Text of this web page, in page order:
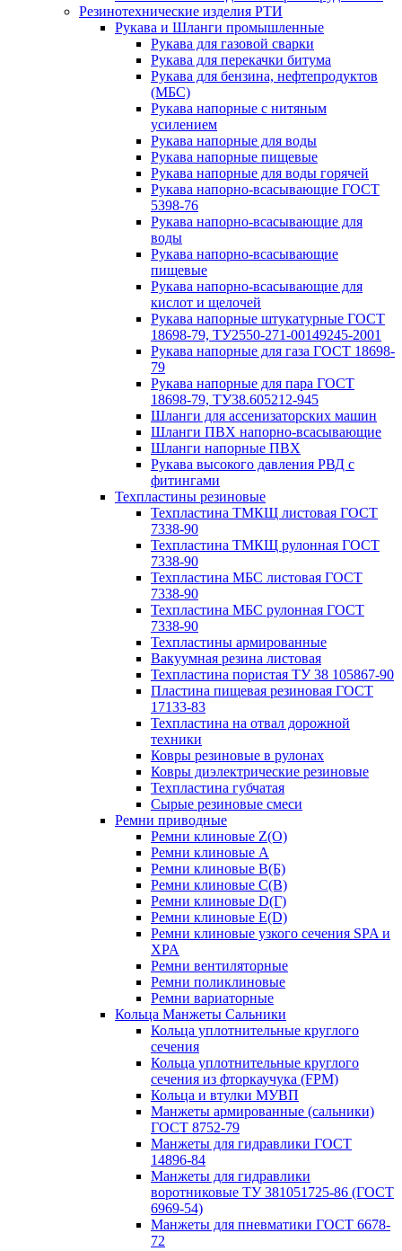
Резинотехнические изделия РТИ
Рукава и Шланги промышленные
Рукава для газовой сварки
Рукава для перекачки битума
Рукава для бензина, нефтепродуктов
(МБС)
Рукава напорные с нитяным
усилением
Рукава напорные для воды
Рукава напорные пищевые
Рукава напорные для воды горячей
Рукава напорно-всасывающие ГОСТ
5398-76
Рукава напорно-всасывающие для
воды
Рукава напорно-всасывающие
пищевые
Рукава напорно-всасывающие для
кислот и щелочей
Рукава напорные штукатурные ГОСТ
18698-79, ТУ2550-271-00149245-2001
Рукава напорные для газа ГОСТ 18698-
79
Рукава напорные для пара ГОСТ
18698-79, ТУ38.605212-945
Шланги для ассенизаторских машин
Шланги ПВХ напорно-всасывающие
Шланги напорные ПВХ
Рукава высокого давления РВД с
фитингами
Техпластины резиновые
Техпластина ТМКЩ листовая ГОСТ
7338-90
Техпластина ТМКЩ рулонная ГОСТ
7338-90
Техпластина МБС листовая ГОСТ
7338-90
Техпластина МБС рулонная ГОСТ
7338-90
Техпластины армированные
Вакуумная резина листовая
Техпластина пористая ТУ 38 105867-90
Пластина пищевая резиновая ГОСТ
17133-83
Техпластина на отвал дорожной
техники
Ковры резиновые в рулонах
Ковры диэлектрические резиновые
Техпластина губчатая
Сырые резиновые смеси
Ремни приводные
Ремни клиновые Z(О)
Ремни клиновые A
Ремни клиновые B(Б)
Ремни клиновые C(В)
Ремни клиновые D(Г)
Ремни клиновые Е(D)
Ремни клиновые узкого сечения SPA и
XPA
Ремни вентиляторные
Ремни поликлиновые
Ремни вариаторные
Кольца Манжеты Сальники
Кольца уплотнительные круглого
сечения
Кольца уплотнительные круглого
сечения из фторкаучука (FPM)
Кольца и втулки МУВП
Манжеты армированные (сальники)
ГОСТ 8752-79
Манжеты для гидравлики ГОСТ
14896-84
Манжеты для гидравлики
воротниковые ТУ 381051725-86 (ГОСТ
6969-54)
Манжеты для пневматики ГОСТ 6678-
72